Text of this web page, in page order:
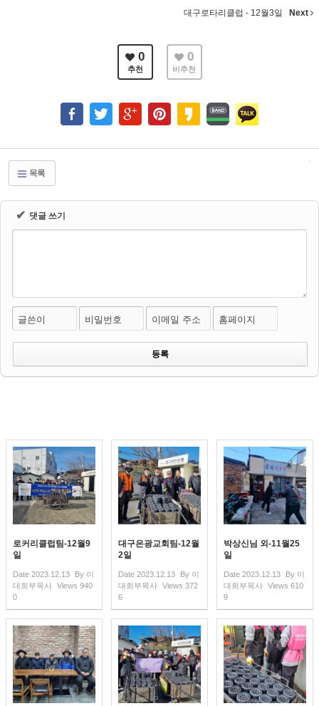
대구로타리클럽 - 12월3일 Next
0
추천
0
비추천
목록
✔ 댓글 쓰기
글쓴이 비밀번호 이메일 주소 홈페이지
로커리클럽팀-12월9
일
Date 2023.12.13 By 이
대희부목사 Views 940
0
대구은광교회팀-12월
2일
Date 2023.12.13 By 이
대희부목사 Views 372
6
박상신님 외-11월25
일
Date 2023.12.13 By 이
대희부목사 Views 610
9